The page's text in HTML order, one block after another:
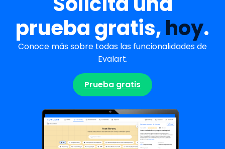
prueba gratis,hoy.
Conoce más sobre todas las funcionalidades de
Evalart.
Prueba gratis